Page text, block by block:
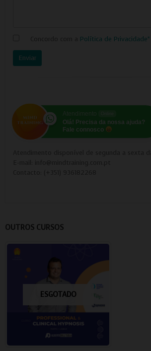
Política de Privacidade*
Atendimento
Olá! Precisa da nossa ajuda?
Fale connosco
OUTROS CURSOS
ESGOTADO